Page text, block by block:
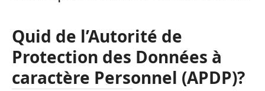
Quid de l’Autorité de
Protection des Données à
caractère Personnel (APDP)?